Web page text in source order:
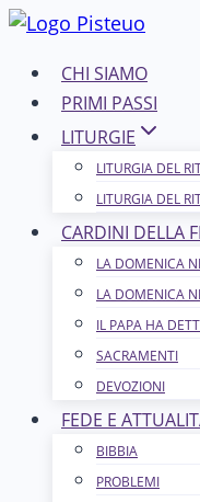
Salta
contenutoCHI SIAMO
PRIMI PASSI
LITURGIE
LITURGIA DEL
LITURGIA DEL
CARDINI DELLA
LA DOMENICA
LA DOMENICA
IL PAPA HA
SACRAMENTI
DEVOZIONI
FEDE E
BIBBIA
PROBLEMI